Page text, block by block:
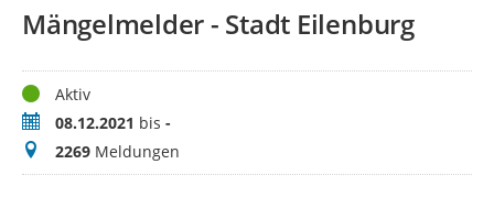
Mängelmelder - Stadt Eilenburg
StatusAktiv
Zeitraum08.12.2021 bis -
Meldungen
2269 Meldungen